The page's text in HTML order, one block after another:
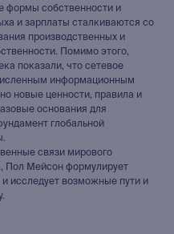
формы собственности и
и зарплаты сталкиваются со
производственных и
Помимо этого,
показали, что сетевое
информационным
новые ценности, правила и
основания для
глобальной
связи мирового
Пол Мейсон формулирует
исследует возможные пути и